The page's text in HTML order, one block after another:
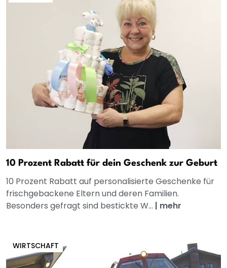
10 Prozent Rabatt für dein Geschenk zur Geburt
10 Prozent Rabatt auf personalisierte Geschenke für
frischgebackene Eltern und deren Familien.
Besonders gefragt sind bestickte W... | mehr
WIRTSCHAFT